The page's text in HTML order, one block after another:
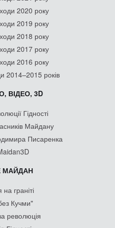
2020 року
2019 року
2018 року
2017 року
2016 року
2014–2015 років
ВІДЕО, 3D
Гідності
Майдану
Писаренка
МАЙДАН
граніті
Кучми"
революція